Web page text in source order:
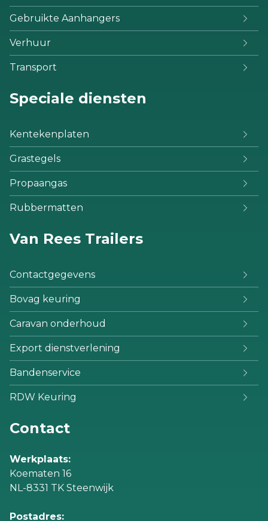
Gebruikte Aanhangers
Verhuur
Transport
Speciale diensten
Kentekenplaten
Grastegels
Propaangas
Rubbermatten
Van Rees Trailers
Contactgegevens
Bovag keuring
Caravan onderhoud
Export dienstverlening
Bandenservice
RDW Keuring
Contact
Werkplaats:
Koematen 16
NL-8331 TK Steenwijk
Postadres: